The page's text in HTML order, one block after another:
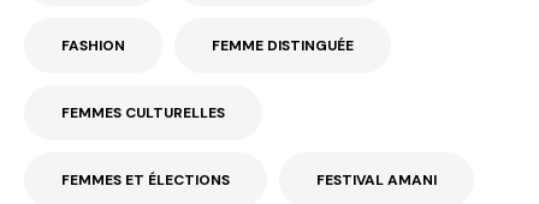
FASHION FEMME DISTINGUÉE
FEMMES CULTURELLES
FEMMES ET ÉLECTIONS FESTIVAL AMANI